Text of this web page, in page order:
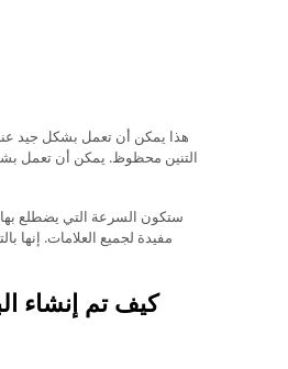
هذا يمكن أن تعمل بشكل جيد
التنين محظوظ. يمكن أن تعمل
ستكون السرعة التي يضطلع
مفيدة لجميع العلامات. إنها
كيف تم إنشاء